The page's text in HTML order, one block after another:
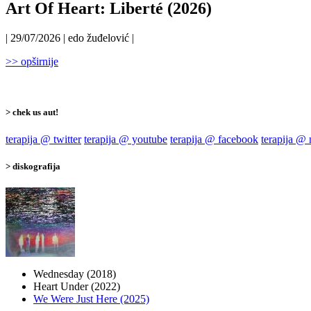
Art Of Heart: Liberté (2026)
| 29/07/2026 | edo žuđelović |
>> opširnije
> chek us aut!
terapija @ twitter terapija @ youtube terapija @ facebook terapija @
> diskografija
Wednesday (2018)
Heart Under (2022)
We Were Just Here (2025)